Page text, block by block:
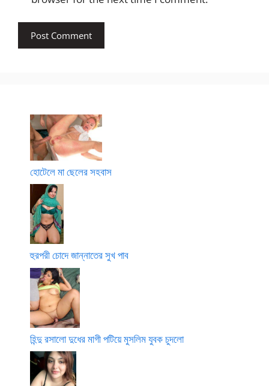
হোটেলে মা ছেলের সহবাস
হুরপরী চোদে জান্নাতের সুখ পাব
হিন্দু রসালো দুধের মাগী পটিয়ে মুসলিম যুবক চুদলো